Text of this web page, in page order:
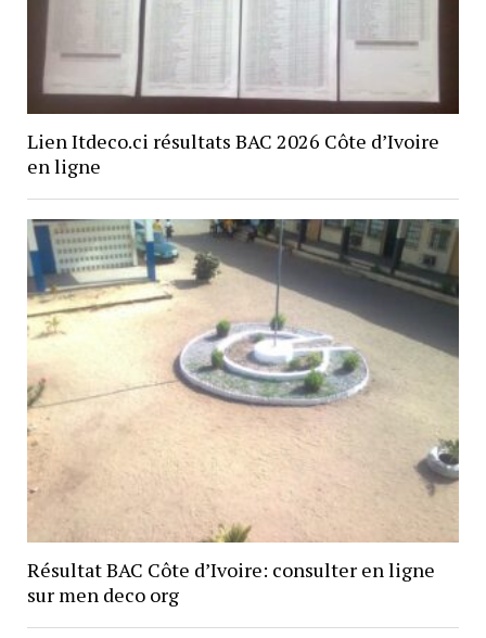
Lien Itdeco.ci résultats BAC 2026 Côte d’Ivoire
en ligne
Résultat BAC Côte d’Ivoire: consulter en ligne
sur men deco org